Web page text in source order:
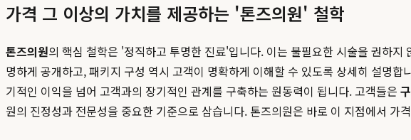
가격 그 이상의 가치를 제공하는 '톤즈의원' 철학
톤즈의원의 핵심 철학은 '정직하고 투명한 진료'입니다. 이는 불필요한 시술을 권하
명하게 공개하고, 패키지 구성 역시 고객이 명확하게 이해할 수 있도록 상세히 설명
기적인 이익을 넘어 고객과의 장기적인 관계를 구축하는 원동력이 됩니다. 고객들은
원의 진정성과 전문성을 중요한 기준으로 삼습니다. 톤즈의원은 바로 이 지점에서 가